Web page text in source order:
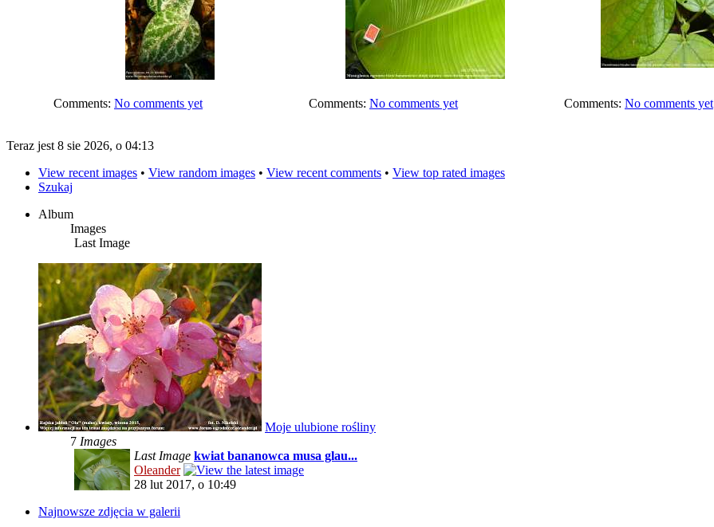
Comments: No comments yet Comments: No comments yet Comments: No comments yet
Teraz jest 8 sie 2026, o 04:13
View recent images • View random images • View recent comments • View top rated images
Szukaj
Album
Images
Last Image
Moje ulubione rośliny
7 Images
Last Image kwiat bananowca musa glau...
Oleander
28 lut 2017, o 10:49
Najnowsze zdjęcia w galerii